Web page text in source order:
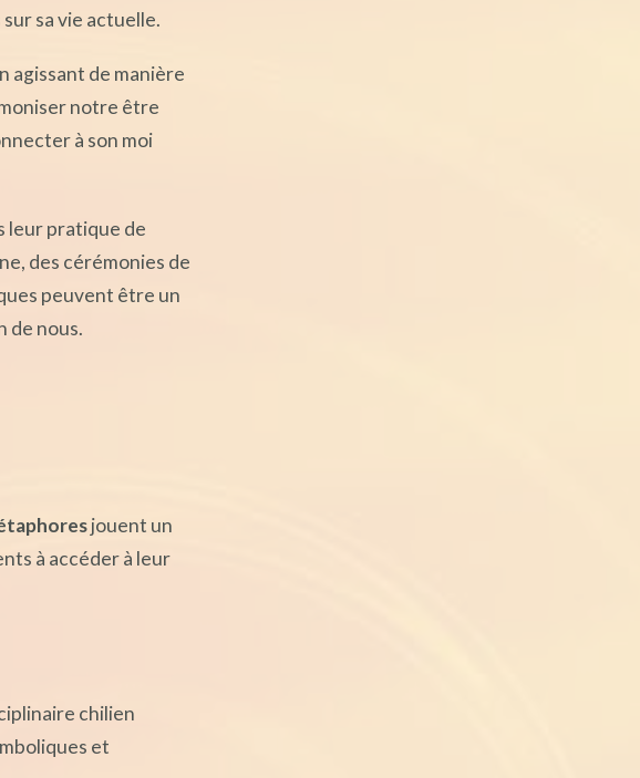
sa vie actuelle.
agissant de manière
notre être
à son moi
leur pratique de
des cérémonies de
peuvent être un
de nous.
jouent un
à accéder à leur
chilien
et